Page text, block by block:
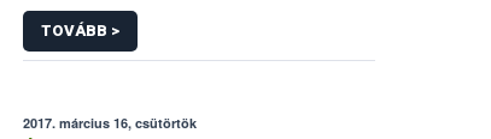
TOVÁBB >
2017. március 16, csütörtök